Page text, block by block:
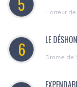
Horreur
6 LE
Drame de